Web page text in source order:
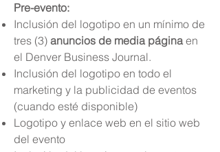
Pre-evento:
Inclusión del logotipo en un mínimo de
tres (3) anuncios de media páginaen
el Denver Business Journal.
Inclusión del logotipo en todo el
marketing y la publicidad de eventos
(cuando esté disponible)
Logotipo y enlace web en el sitio web
del evento